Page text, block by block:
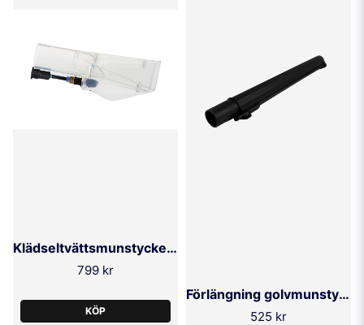
Klädseltvättsmunstycke Rotador Spray VAC
799 kr
KÖP
Förlängning golvmunstycke Estro-110 ELSEA
525 kr